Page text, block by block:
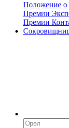
Положение
Премии
Премии